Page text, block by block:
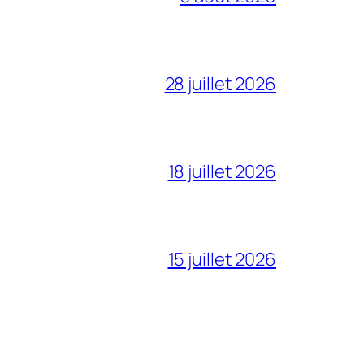
28 juillet 2026
18 juillet 2026
15 juillet 2026